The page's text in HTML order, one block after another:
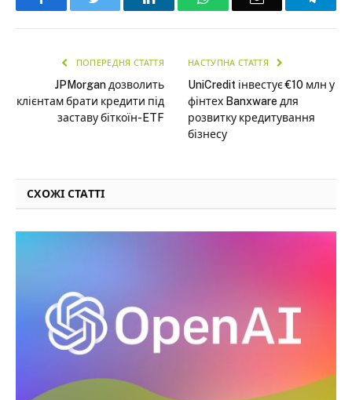
ПОПЕРЕДНЯ СТАТТЯ
JPMorgan дозволить
клієнтам брати кредити під
заставу біткоїн-ETF
НАСТУПНА СТАТТЯ
UniCredit інвестує €10 млн у
фінтех Banxware для
розвитку кредитування
бізнесу
СХОЖІ СТАТТІ